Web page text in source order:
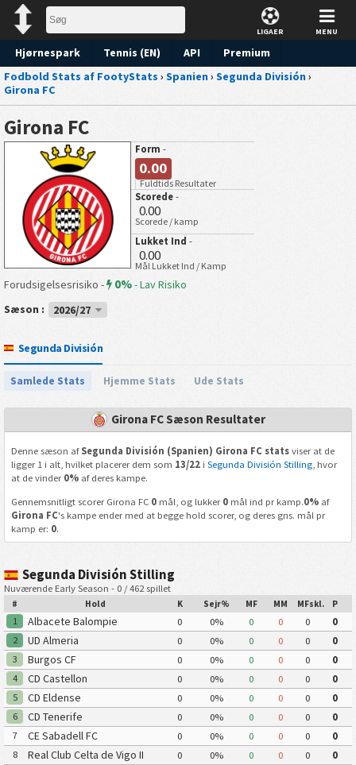
LIGAER MENU
Hjørnespark Tennis (EN) API Premium
Forudsigelse
Fodbold Stats af FootyStats › Spanien› Segunda División›
Girona FC
Girona FC
Form -
0.00
Fuldtids Resultater
Scorede -
0.00
Scorede / kamp
Lukket Ind -
0.00
Mål Lukket Ind / Kamp
Forudsigelsesrisiko - 0%-Lav Risiko
Sæson :
2026/27
Segunda División
Samlede Stats Hjemme Stats Ude Stats
Girona FC Sæson Resultater
Denne sæson af Segunda División (Spanien) Girona FC statsviser at de
ligger 1 i alt, hvilket placerer dem som 13/22i Segunda División Stilling, hvor
at de vinder 0%af deres kampe.
Gennemsnitligt scorer Girona FC 0mål, og lukker 0mål ind pr kamp.0%af
Girona FC's kampe ender med at begge hold scorer, og deres gns. mål pr
kamp er: 0.
Segunda División Stilling
Nuværende Early Season - 0 / 462 spillet
# Hold K Sejr% MF MM MFskl. P
1 Albacete Balompie 0 0% 0 0 0
0
2
UD Almeria 0 0% 0 0 0
0
3
Burgos CF 0 0% 0 0 0
0
4
CD Castellon 0 0% 0 0 0
0
5
CD Eldense 0 0% 0 0 0
0
6
CD Tenerife 0 0% 0 0 0
0
7
CE Sabadell FC 0 0% 0 0 0
0
8
Real Club Celta de Vigo II 0 0% 0 0 0
0